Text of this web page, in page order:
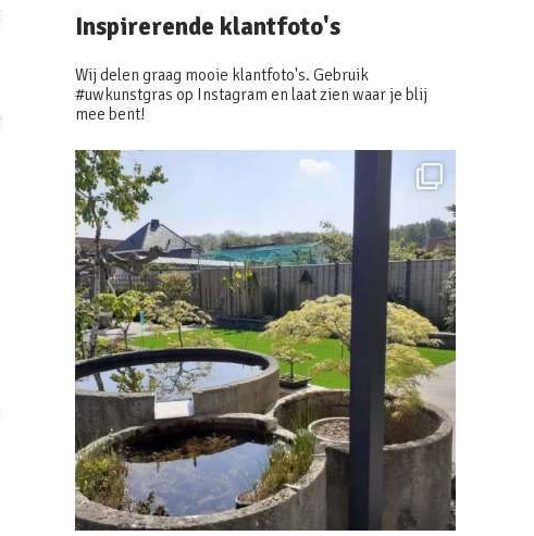
Inspirerende klantfoto's
Wij delen graag mooie klantfoto's. Gebruik
#uwkunstgras op Instagram en laat zien waar je blij
mee bent!
Mei 3